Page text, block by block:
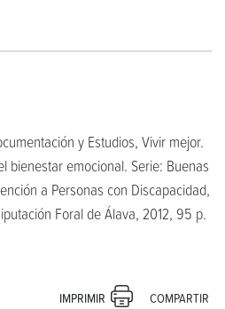
y Estudios, Vivir mejor.
bienestar emocional. Serie: Buenas
a Personas con Discapacidad,
Foral de Álava, 2012, 95 p.
IMPRIMIR COMPARTIR